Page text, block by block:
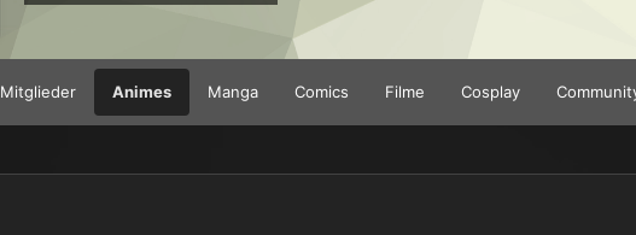
Mitglieder Animes Manga Comics Filme Cosplay